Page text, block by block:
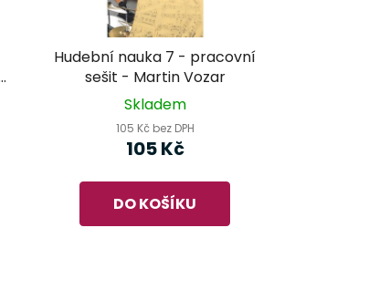
Hudební nauka 7 - pracovní
sešit - Martin Vozar
Skladem
105 Kč bez DPH
105 Kč
DO KOŠÍKU